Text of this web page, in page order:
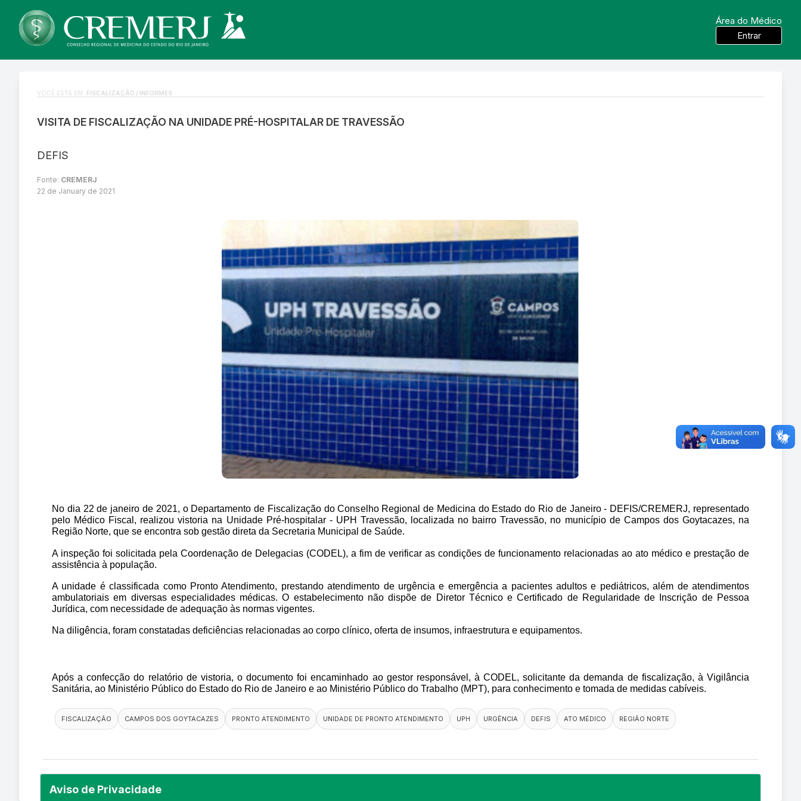
Área do Médico
Entrar
Aviso de Privacidade
VOCÊ ESTÁ EM: FISCALIZAÇÃO / INFORMES
VISITA DE FISCALIZAÇÃO NA UNIDADE PRÉ-HOSPITALAR DE TRAVESSÃO
DEFIS
Fonte: CREMERJ
22 de January de 2021
No dia 22 de janeiro de 2021, o Departamento de Fiscalização do Conselho Regional de Medicina do Estado do Rio de Janeiro - DEFIS/CREMERJ, representado
pelo Médico Fiscal, realizou vistoria na Unidade Pré-hospitalar - UPH Travessão, localizada no bairro Travessão, no município de Campos dos Goytacazes, na
Região Norte, que se encontra sob gestão direta da Secretaria Municipal de Saúde.
A inspeção foi solicitada pela Coordenação de Delegacias (CODEL), a fim de verificar as condições de funcionamento relacionadas ao ato médico e prestação de
assistência à população.
A unidade é classificada como Pronto Atendimento, prestando atendimento de urgência e emergência a pacientes adultos e pediátricos, além de atendimentos
ambulatoriais em diversas especialidades médicas. O estabelecimento não dispõe de Diretor Técnico e Certificado de Regularidade de Inscrição de Pessoa
Jurídica, com necessidade de adequação às normas vigentes.
Na diligência, foram constatadas deficiências relacionadas ao corpo clínico, oferta de insumos, infraestrutura e equipamentos.
Após a confecção do relatório de vistoria, o documento foi encaminhado ao gestor responsável, à CODEL, solicitante da demanda de fiscalização, à Vigilância
Sanitária, ao Ministério Público do Estado do Rio de Janeiro e ao Ministério Público do Trabalho (MPT), para conhecimento e tomada de medidas cabíveis.
FISCALIZAÇÃO CAMPOS DOS GOYTACAZES PRONTO ATENDIMENTO UNIDADE DE PRONTO ATENDIMENTO UPH URGÊNCIA DEFIS ATO MÉDICO REGIÃO NORTE